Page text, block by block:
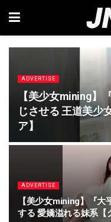
ADVERTISE
【美少女mining】
じさせる 王道美少
ア】
ADVERTISE
【美少女mining】『
する 愛嬌溢れる妹系【